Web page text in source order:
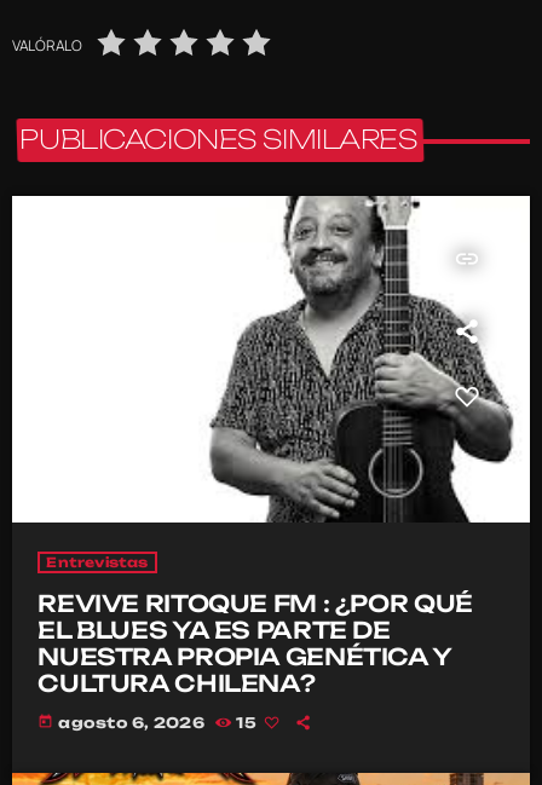
VALÓRALO
PUBLICACIONES SIMILARES
insert_link
Entrevistas
REVIVE RITOQUE FM : ¿POR QUÉ
EL BLUES YA ES PARTE DE
NUESTRA PROPIA GENÉTICA Y
CULTURA CHILENA?
today agosto 6, 2026 15